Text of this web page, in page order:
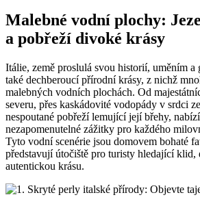
Malebné vodní plochy:
a pobřeží divoké krásy
Itálie, země proslulá svou historií, uměním a
také dechberoucí přírodní krásy, z nichž
malebných vodních plochách. Od
severu, přes kaskádovité vodopády v srdci
nespoutané pobřeží lemující její břehy,
nezapomenutelné zážitky pro každého
Tyto vodní scenérie jsou domovem bohaté
představují útočiště pro turisty hledající klid,
autentickou krásu.